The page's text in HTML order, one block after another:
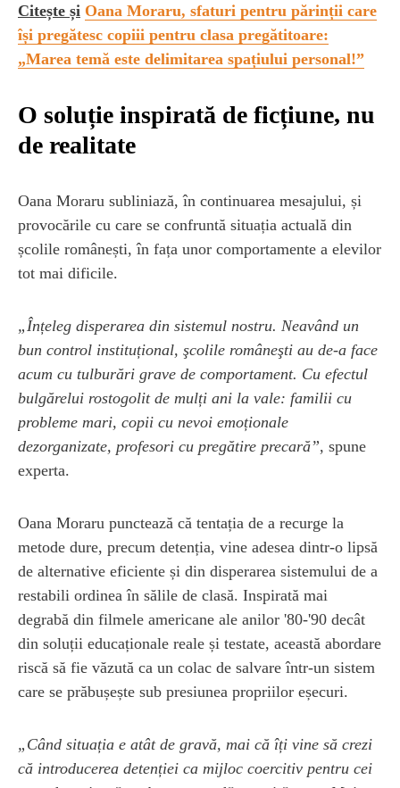
Citește și Oana Moraru, sfaturi pentru părinții care
își pregătesc copiii pentru clasa pregătitoare:
„Marea temă este delimitarea spațiului personal!”
O soluție inspirată de ficțiune, nu
de realitate
Oana Moraru subliniază, în continuarea mesajului, și
provocările cu care se confruntă situația actuală din
școlile românești, în fața unor comportamente a elevilor
tot mai dificile.
„Înțeleg disperarea din sistemul nostru. Neavând un
bun control instituțional, şcolile româneşti au de-a face
acum cu tulburări grave de comportament. Cu efectul
bulgărelui rostogolit de mulți ani la vale: familii cu
probleme mari, copii cu nevoi emoționale
dezorganizate, profesori cu pregătire precară”, spune
experta.
Oana Moraru punctează că tentația de a recurge la
metode dure, precum detenția, vine adesea dintr-o lipsă
de alternative eficiente și din disperarea sistemului de a
restabili ordinea în sălile de clasă. Inspirată mai
degrabă din filmele americane ale anilor '80-'90 decât
din soluții educaționale reale și testate, această abordare
riscă să fie văzută ca un colac de salvare într-un sistem
care se prăbușește sub presiunea propriilor eșecuri.
„Când situația e atât de gravă, mai că îți vine să crezi
că introducerea detenției ca mijloc coercitiv pentru cei